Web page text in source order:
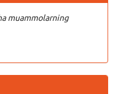
muammolarning